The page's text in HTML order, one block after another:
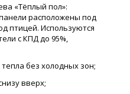
«Тёплый пол»:
расположены под
птицей. Используются
с КПД до 95%,
без холодных зон;
вверх;